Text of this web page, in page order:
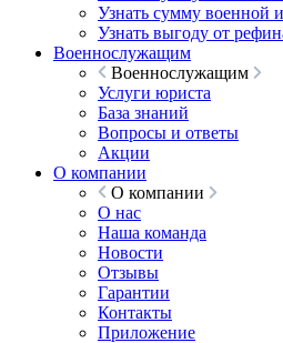
Узнать сумму военной
Узнать выгоду от
Военнослужащим
Военнослужащим
Услуги юриста
База знаний
Вопросы и ответы
Акции
О компании
О компании
О нас
Наша команда
Новости
Отзывы
Гарантии
Контакты
Приложение